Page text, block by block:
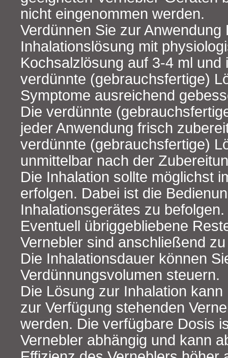
nicht eingenommen werden.
Verdünnen Sie zur Anwendung
Inhalationslösung mit
Kochsalzlösung auf 3‑4 ml und
verdünnte (gebrauchsfertige)
Symptome ausreichend
Die verdünnte
jeder Anwendung frisch
verdünnte (gebrauchsfertige)
unmittelbar nach der
Die Inhalation sollte möglichst
erfolgen. Dabei ist die
Inhalationsgerätes zu befolgen.
Eventuell übriggebliebene
Vernebler sind anschließend
Die Inhalationsdauer können
Verdünnungsvolumen steuern.
Die Lösung zur Inhalation
zur Verfügung stehenden
werden. Die verfügbare Dosis
Vernebler abhängig und kann